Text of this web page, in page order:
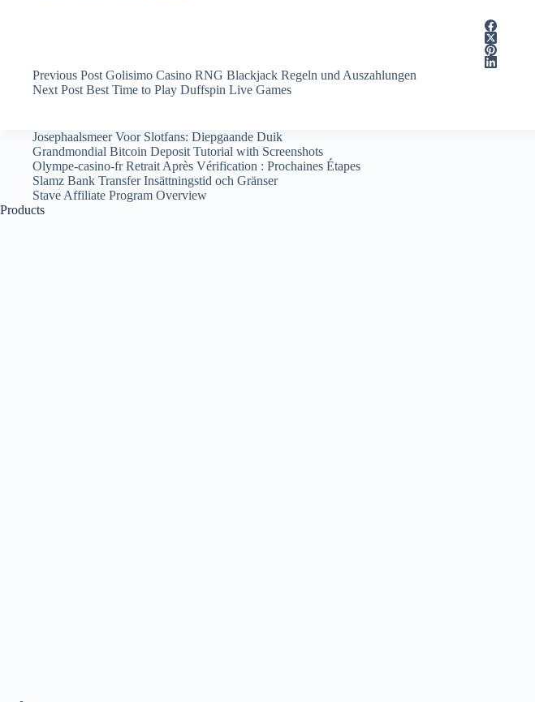
Previous Post Golisimo Casino RNG Blackjack Regeln und Auszahlungen
Next Post Best Time to Play Duffspin Live Games
Josephaalsmeer Voor Slotfans: Diepgaande Duik
Grandmondial Bitcoin Deposit Tutorial with Screenshots
Olympe-casino-fr Retrait Après Vérification : Prochaines Étapes
Slamz Bank Transfer Insättningstid och Gränser
Stave Affiliate Program Overview
Products